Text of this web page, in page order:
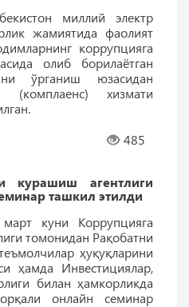
миллий электр
жамиятида фаолият
коррупцияга
олиб борилаётган
ўрганиш юзасидан
(комплаенс) хизмати
485
курашиш агентлиги
ташкил этилди
куни Коррупцияга
томонидан Рақобатни
ҳуқуқларини
ҳамда Инвестициялар,
билан ҳамкорликда
онлайн семинар